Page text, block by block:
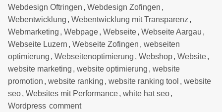
Webdesign Oftringen , Webdesign Zofingen ,
Webentwicklung , Webentwicklung mit Transparenz ,
Webmarketing , Webpage, Webseite, Webseite Aargau ,
Webseite Luzern , Webseite Zofingen , webseiten
optimierung , Webseitenoptimierung , Webshop, Website,
website marketing , website optimierung , website
promotion , website ranking , website ranking tool , website
seo, Websites mit Performance, white hat seo,
Wordpress comment